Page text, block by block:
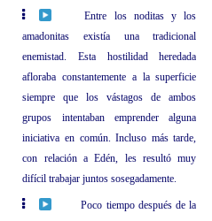
Entre los noditas y los
amadonitas existía una tradicional
enemistad. Esta hostilidad heredada
afloraba constantemente a la superficie
siempre que los vástagos de ambos
grupos intentaban emprender alguna
iniciativa en común. Incluso más tarde,
con relación a Edén, les resultó muy
difícil trabajar juntos sosegadamente.
Poco tiempo después de la